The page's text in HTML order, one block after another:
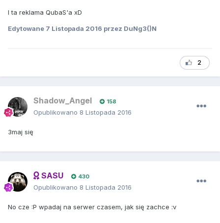
I ta reklama QubaS'a xD
Edytowane 7 Listopada 2016 przez DuNg3()N
2
Shadow_Angel 158
Opublikowano 8 Listopada 2016
3maj się
SASU 430
Opublikowano 8 Listopada 2016
No cze :P wpadaj na serwer czasem, jak się zachce :v